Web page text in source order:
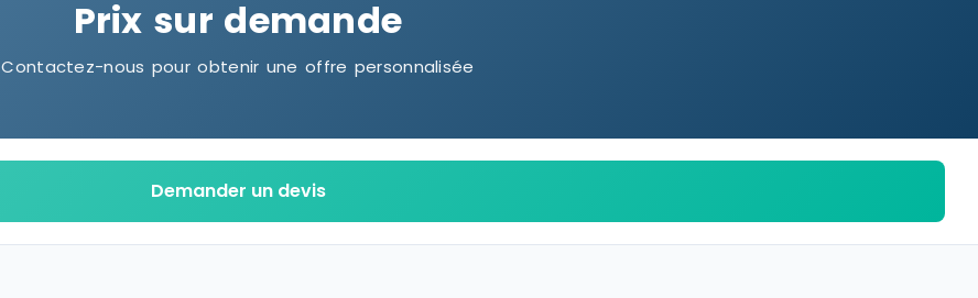
Prix sur demande
Contactez-nous pour obtenir une offre personnalisée
Demander un devis